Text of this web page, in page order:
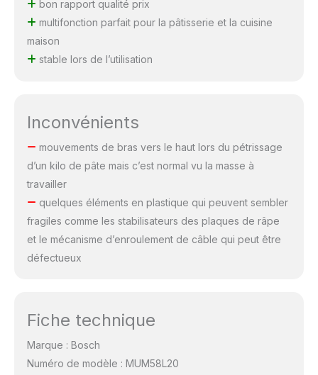
bon rapport qualité prix
multifonction parfait pour la pâtisserie et la cuisine
maison
stable lors de l’utilisation
Inconvénients
mouvements de bras vers le haut lors du pétrissage
d’un kilo de pâte mais c’est normal vu la masse à
travailler
quelques éléments en plastique qui peuvent sembler
fragiles comme les stabilisateurs des plaques de râpe
et le mécanisme d’enroulement de câble qui peut être
défectueux
Fiche technique
Marque : Bosch
Numéro de modèle : MUM58L20